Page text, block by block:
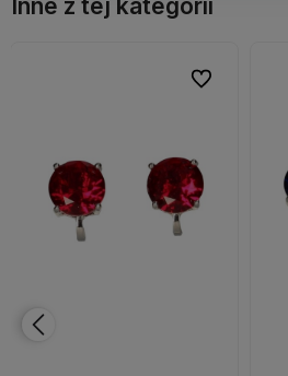
Inne z tej kategorii
Do ulubionych
Do ulubionych